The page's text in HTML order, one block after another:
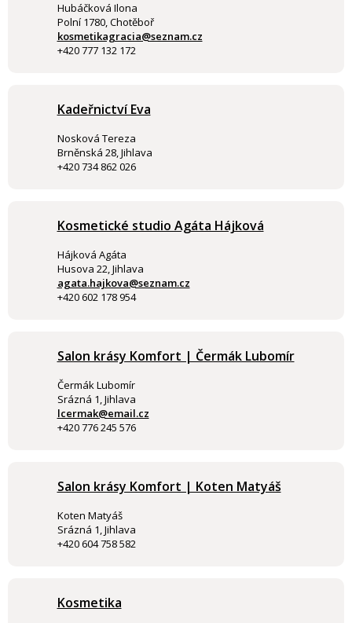
Hubáčková Ilona
Polní 1780, Chotěboř
kosmetikagracia@seznam.cz
+420 777 132 172
Kadeřnictví Eva
Nosková Tereza
Brněnská 28, Jihlava
+420 734 862 026
Kosmetické studio Agáta Hájková
Hájková Agáta
Husova 22, Jihlava
agata.hajkova@seznam.cz
+420 602 178 954
Salon krásy Komfort | Čermák Lubomír
Čermák Lubomír
Srázná 1, Jihlava
lcermak@email.cz
+420 776 245 576
Salon krásy Komfort | Koten Matyáš
Koten Matyáš
Srázná 1, Jihlava
+420 604 758 582
Kosmetika